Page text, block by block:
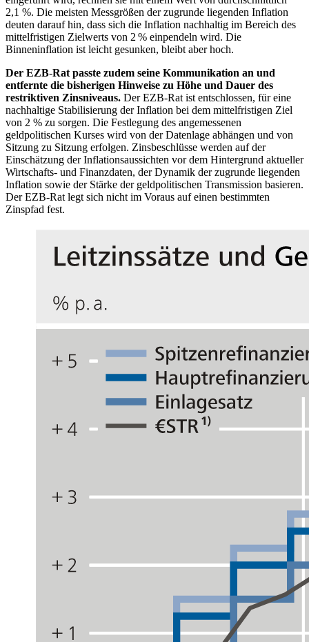
2,1 %. Die meisten Messgrößen der zugrunde liegenden Inflation
deuten darauf hin, dass sich die Inflation nachhaltig im Bereich des
mittelfristigen Zielwerts von 2 % einpendeln wird. Die
Binneninflation ist leicht gesunken, bleibt aber hoch.
Der EZB-Rat passte zudem seine Kommunikation an und
entfernte die bisherigen Hinweise zu Höhe und Dauer des
restriktiven Zinsniveaus. DerEZB-Rat ist entschlossen, für eine
nachhaltige Stabilisierung der Inflation bei dem mittelfristigen Ziel
von 2 % zu sorgen. Die Festlegung des angemessenen
geldpolitischen Kurses wird von der Datenlage abhängen und von
Sitzung zu Sitzung erfolgen. Zinsbeschlüsse werden auf der
Einschätzung der Inflationsaussichten vor dem Hintergrund aktueller
Wirtschafts- und Finanzdaten, der Dynamik der zugrunde liegenden
Inflation sowie der Stärke der geldpolitischen Transmission basieren.
DerEZB-Rat legt sich nicht im Voraus auf einen bestimmten
Zinspfad fest.